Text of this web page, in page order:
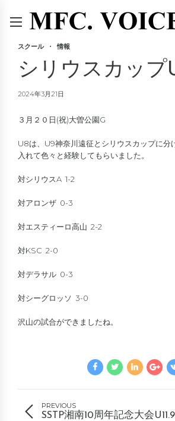
スクール 情報
シリウスカップ
2024年3月21日
３月２０日(祝)大曽公園G
U8は、U9神奈川遠征とシリウスカップに分
入れて色々と経験してもらいました。
対シリウスA 1-2
対アロンザ 0-3
対エスティーロ高山 2-2
対KSC 2-0
対デラサル 0-3
対シーグロッソ 3-0
沢山の試合ができましたね。
PREVIOUS
SSTP湘南10周年記念大会U11.9